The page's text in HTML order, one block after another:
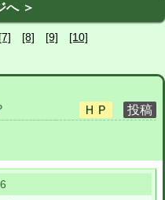
へ ＞
[7] [8] [9]
[10]